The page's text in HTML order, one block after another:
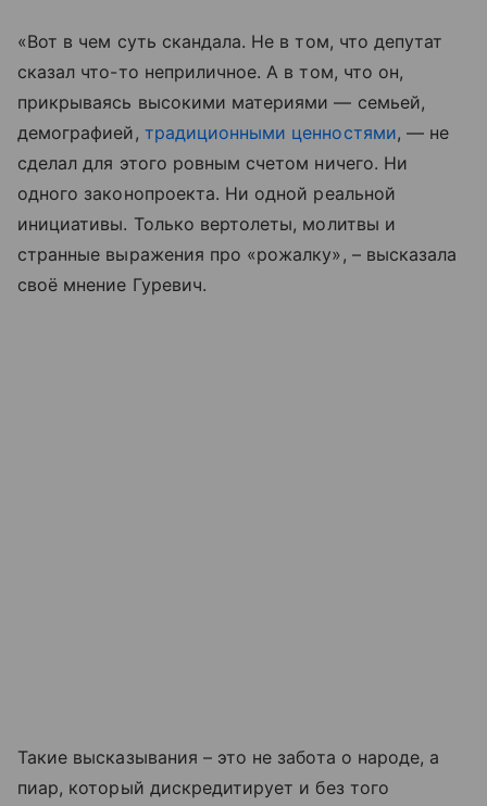
«Вот в чем суть скандала. Не в том, что депутат
сказал что-то неприличное. А в том, что он,
прикрываясь высокими материями — семьей,
демографией, традиционными ценностями, — не
сделал для этого ровным счетом ничего. Ни
одного законопроекта. Ни одной реальной
инициативы. Только вертолеты, молитвы и
странные выражения про «рожалку», – высказала
своё мнение Гуревич.
Такие высказывания – это не забота о народе, а
пиар, который дискредитирует и без того